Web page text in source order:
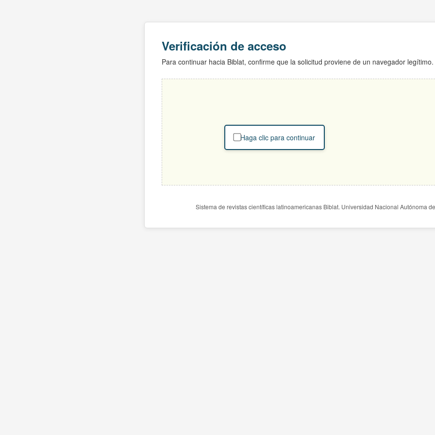
Verificación de acceso
Para continuar hacia Biblat, confirme que la solicitud proviene de un navegador legítimo.
Haga clic para continuar
Sistema de revistas científicas latinoamericanas Biblat. Universidad Nacional Autónoma